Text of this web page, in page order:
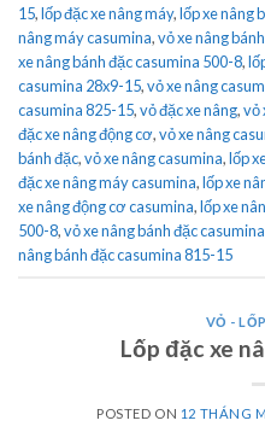
15,lốp đặc xe nâng máy,lốp xe nâng
nâng máy casumina,vỏ xe nâng
xe nâng bánh đặc casumina 500-8,
casumina 28x9-15,vỏ xe nâng
casumina 825-15,vỏ đặc xe nâng,vỏ
đặc xe nâng động cơ,vỏ xe nâng
bánh đặc,vỏ xe nâng casumina,lốp
đặc xe nâng máy casumina,lốp xe
xe nâng động cơ casumina,lốp xe
500-8,vỏ xe nâng bánh đặc casumina
nâng bánh đặc casumina 815-15
VỎ -
Lốp đặc xe
POSTED ON 12 THÁNG